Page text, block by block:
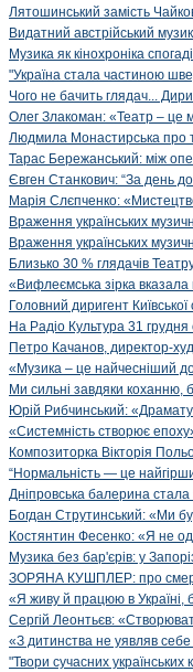
Лятошинський замість
Видатний австрійський
Музика як кінохроніка
"Україна стала частиною
Чого не бачить глядач...
Олег Злакоман: «Театр – це
Людмила Монастирська про
Тарас Бережанський: між
Євген Станкович: “За день
Марія Слєпченко:
Враження українських
Враження українських
Близько 30 % глядачів
«Вифлеємська зірка
Головний диригент
На Радіо Культура 31
Петро Качанов, директор-
«Музика – це найчесніший
Ми сильні завдяки коханню,
Юрій Рибчинський:
«Системність створює
Композиторка Вікторія
“Нормальність — це
Дніпровська балерина
Богдан Струтинський: «Ми
Костянтин Фесенко: «Я не
Музика без бар'єрів: у
ЗОРЯНА КУШПЛЕР: про смерть
«Я живу й працюю в Україні,
Сергій Леонтьєв:
«З дитинства не уявляв себе
"Твори сучасних